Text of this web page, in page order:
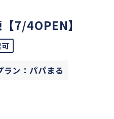
7/4OPEN】
ラン：パパまる